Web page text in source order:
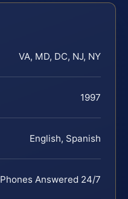
VA, MD, DC, NJ, NY
1997
English, Spanish
Phones Answered 24/7